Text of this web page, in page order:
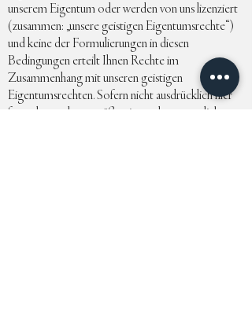
unserem Eigentum oder werden von uns lizenziert
(zusammen: „unsere geistigen Eigentumsrechte“)
und keine der Formulierungen in diesen
Bedingungen erteilt Ihnen Rechte im
Zusammenhang mit unseren geistigen
Eigentumsrechten. Sofern nicht ausdrücklich hier
festgelegt oder gemäß zwingenden gesetzlichen